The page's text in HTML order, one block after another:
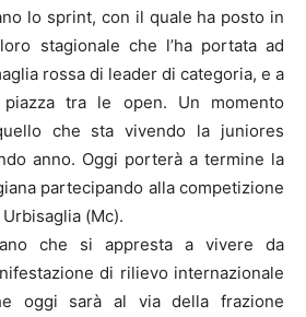
lo sprint, con il quale ha posto in
stagionale che l’ha portata ad
rossa di leader di categoria, e a
tra le open. Un momento
che sta vivendo la juniores
anno. Oggi porterà a termine la
partecipando alla competizione
(Mc).
che si appresta a vivere da
di rilievo internazionale
oggi sarà al via della frazione